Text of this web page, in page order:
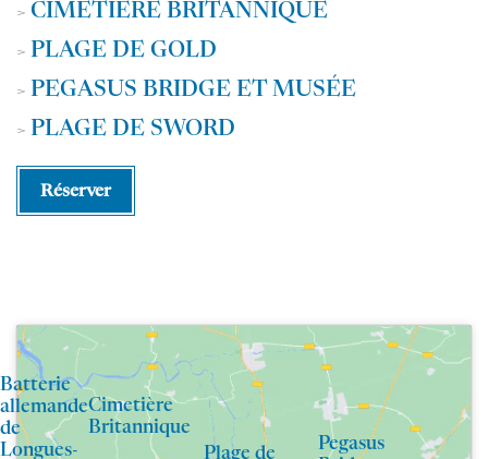
> CIMETIÈRE BRITANNIQUE
> PLAGE DE GOLD
> PEGASUS BRIDGE ET MUSÉE
> PLAGE DE SWORD
Réserver
Batterie
allemande
de
Longues-
Cimetière
Britannique
Plage de
Pegasus